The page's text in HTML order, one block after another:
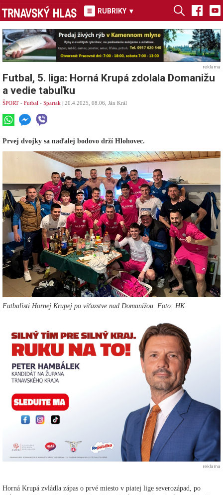
RUBRIKY ▾
reklama
Futbal, 5. liga: Horná Krupá zdolala Domanižu
a vedie tabuľku
ŠPORT - Futbal - Spartak | 20.4.2025, 08.06, Ján Král
Prvej dvojky sa naďalej bodovo drží Hlohovec.
Futbalisti Hornej Krupej po víťazstve nad Domanižou. Foto: HK
reklama
Horná Krupá zvládla zápas o prvé miesto v piatej lige severozápad, po